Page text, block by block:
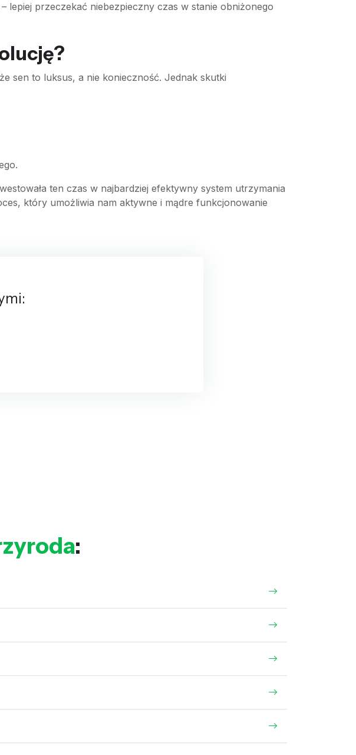
lepiej przeczekać niebezpieczny czas w stanie obniżonego
sen to luksus, a nie konieczność. Jednak skutki
ten czas w najbardziej efektywny system utrzymania
który umożliwia nam aktywne i mądre funkcjonowanie
: